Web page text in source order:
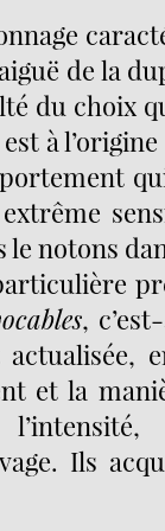
de la
du choix
à
notons
,
et la
Ils